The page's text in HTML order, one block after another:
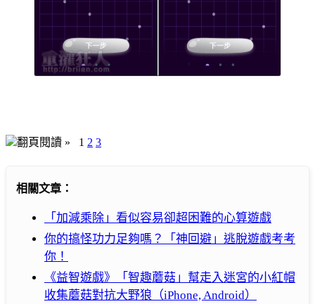
翻頁閱讀 » 1 2 3
相關文章：
「加減乘除」看似容易卻超困難的心算遊戲
你的搞怪功力足夠嗎？「神回避」逃脫遊戲考考
你！
《益智遊戲》「智趣蘑菇」幫走入迷宮的小紅帽
收集蘑菇對抗大野狼（iPhone, Android）